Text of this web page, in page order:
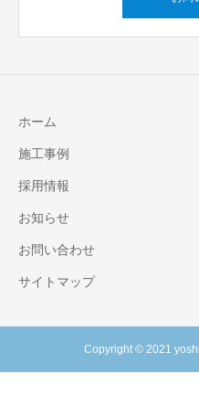
ホーム
施工事例
採用情報
お知らせ
お問い合わせ
サイトマップ
Copyright © 2021